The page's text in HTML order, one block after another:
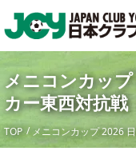
メニコンカッ
カー東西対抗戦
TOP メニコンカップ 2026